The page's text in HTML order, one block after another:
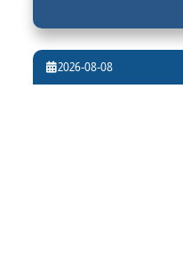
2026-08-08